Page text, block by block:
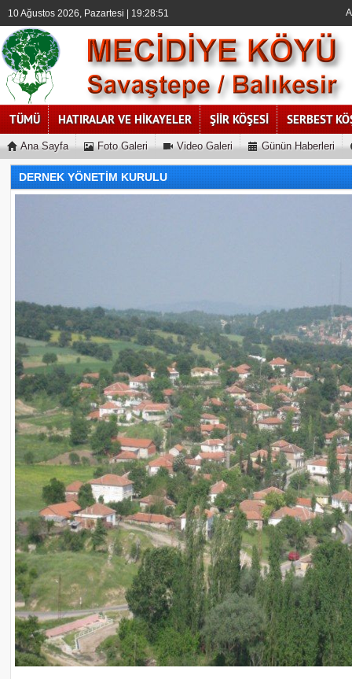
10 Ağustos 2026, Pazartesi | 19:28:51
TÜMÜ HATIRALAR VE HİKAYELER ŞİİR KÖŞESİ SERBEST
Ana Sayfa Foto Galeri Video Galeri Günün Haberleri
DERNEK YÖNETİM KURULU